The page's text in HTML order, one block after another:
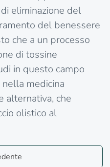
eliminazione del
del benessere
che a un processo
di tossine
in questo campo
medicina
alternativa, che
olistico al